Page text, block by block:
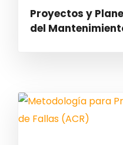
Proyectos y
del